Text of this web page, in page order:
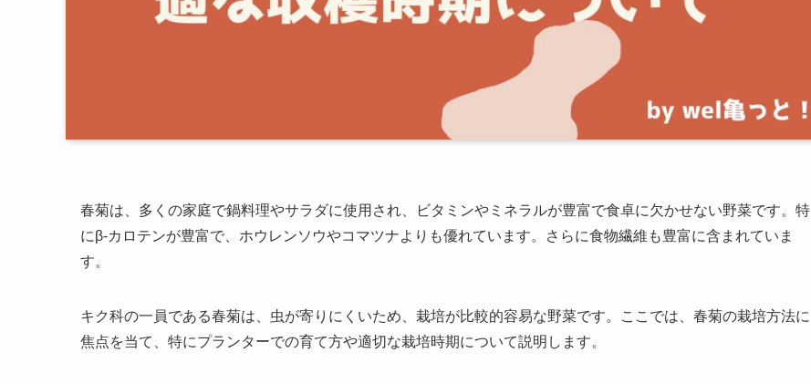
春菊は、多くの家庭で鍋料理やサラダに使用され、ビタミンやミネラルが豊富で食卓に欠かせない野菜です。特
にβ-カロテンが豊富で、ホウレンソウやコマツナよりも優れています。さらに食物繊維も豊富に含まれていま
す。
キク科の一員である春菊は、虫が寄りにくいため、栽培が比較的容易な野菜です。ここでは、春菊の栽培方法に
焦点を当て、特にプランターでの育て方や適切な栽培時期について説明します。